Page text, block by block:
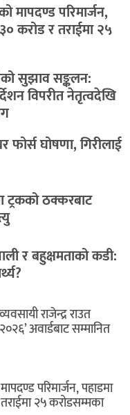
मापदण्ड परिमार्जन,
करोड र तराईमा २५
सुझाव सङ्कलन:
विपरीत नेतृत्वदेखि
फोर्स घोषणा, गिरीलाई
ट्रकको ठक्करबाट
र बहुक्षमताको कडी:
राजेन्द्र राउत
अवार्डबाट सम्मानित
परिमार्जन, पहाडमा
२५ करोडसम्मका